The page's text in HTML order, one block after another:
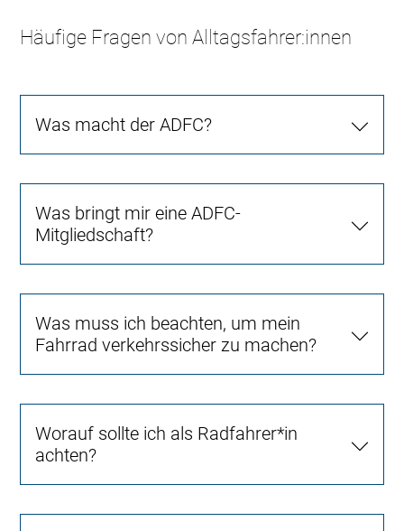
Häufige Fragen von Alltagsfahrer:innen
Was macht der ADFC?
Was bringt mir eine ADFC-
Mitgliedschaft?
Was muss ich beachten, um mein
Fahrrad verkehrssicher zu machen?
Worauf sollte ich als Radfahrer*in
achten?